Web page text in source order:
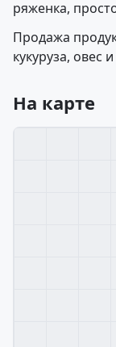
ряженка,
Продажа
кукуруза, овес и
На карте